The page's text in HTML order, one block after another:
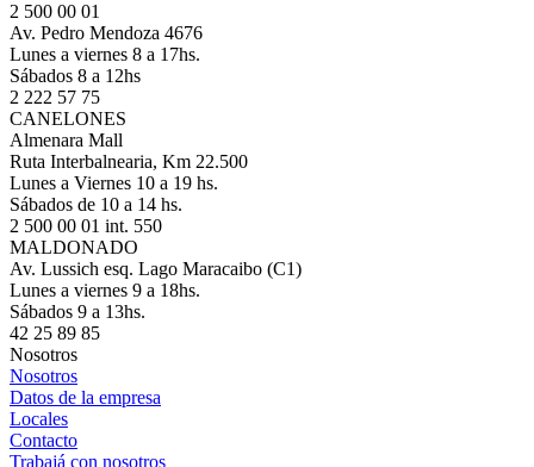
2 500 00 01
Av. Pedro Mendoza 4676
Lunes a viernes 8 a 17hs.
Sábados 8 a 12hs
2 222 57 75
CANELONES
Almenara Mall
Ruta Interbalnearia, Km 22.500
Lunes a Viernes 10 a 19 hs.
Sábados de 10 a 14 hs.
2 500 00 01 int. 550
MALDONADO
Av. Lussich esq. Lago Maracaibo (C1)
Lunes a viernes 9 a 18hs.
Sábados 9 a 13hs.
42 25 89 85
Nosotros
Nosotros
Datos de la empresa
Locales
Contacto
Trabajá con nosotros